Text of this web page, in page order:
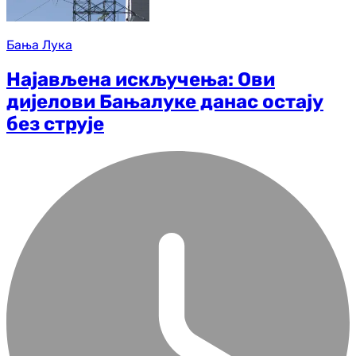
Бања Лука
Најављена искључења: Ови
дијелови Бањалуке данас остају
без струје